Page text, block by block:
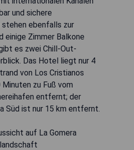
und sichere
ebenfalls zur
einige Zimmer Balkone
es zwei Chill-Out-
Das Hotel liegt nur 4
von Los Cristianos
zu Fuß vom
entfernt; der
Süd ist nur 15 km entfernt.
auf La Gomera